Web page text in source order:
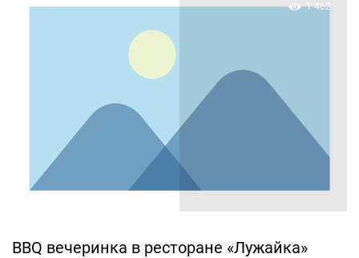
1 462
BBQ вечеринка в ресторане «Лужайка»